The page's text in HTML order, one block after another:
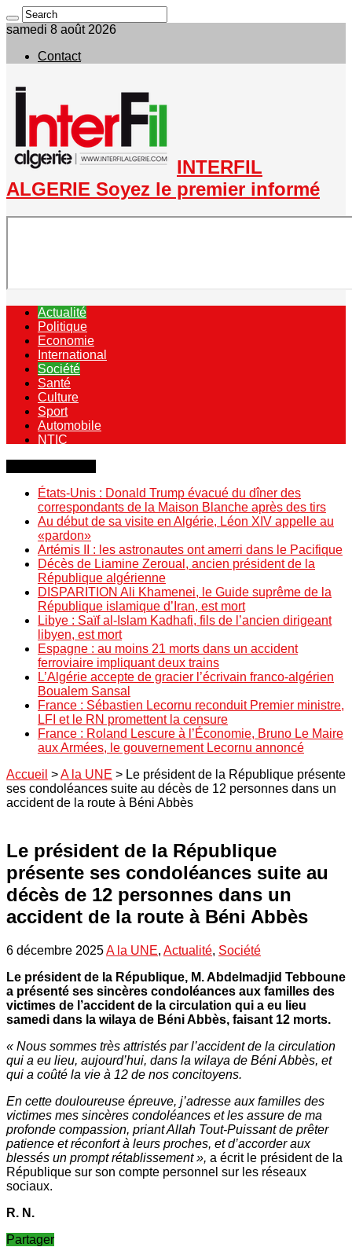
samedi 8 août 2026
Contact
INTERFIL
ALGERIE Soyez le premier informé
Actualité
Politique
Economie
International
Société
Santé
Culture
Sport
Automobile
NTIC
États-Unis : Donald Trump évacué du dîner des
correspondants de la Maison Blanche après des tirs
Au début de sa visite en Algérie, Léon XIV appelle au
«pardon»
Artémis II : les astronautes ont amerri dans le Pacifique
Décès de Liamine Zeroual, ancien président de la
République algérienne
DISPARITION Ali Khamenei, le Guide suprême de la
République islamique d’Iran, est mort
Libye : Saïf al-Islam Kadhafi, fils de l’ancien dirigeant
libyen, est mort
Espagne : au moins 21 morts dans un accident
ferroviaire impliquant deux trains
L’Algérie accepte de gracier l’écrivain franco-algérien
Boualem Sansal
France : Sébastien Lecornu reconduit Premier ministre,
LFI et le RN promettent la censure
France : Roland Lescure à l’Économie, Bruno Le Maire
aux Armées, le gouvernement Lecornu annoncé
Accueil >A la UNE > Le président de la République présente
ses condoléances suite au décès de 12 personnes dans un
accident de la route à Béni Abbès
Le président de la République
présente ses condoléances suite au
décès de 12 personnes dans un
accident de la route à Béni Abbès
6 décembre 2025A la UNE, Actualité, Société
Le président de la République, M. Abdelmadjid Tebboune
a présenté ses sincères condoléances aux familles des
victimes de l’accident de la circulation qui a eu lieu
samedi dans la wilaya de Béni Abbès, faisant 12 morts.
« Nous sommes très attristés par l’accident de la circulation
qui a eu lieu, aujourd’hui, dans la wilaya de Béni Abbès, et
qui a coûté la vie à 12 de nos concitoyens.
En cette douloureuse épreuve, j’adresse aux familles des
victimes mes sincères condoléances et les assure de ma
profonde compassion, priant Allah Tout-Puissant de prêter
patience et réconfort à leurs proches, et d’accorder aux
blessés un prompt rétablissement », a écrit le président de la
République sur son compte personnel sur les réseaux
sociaux.
R. N.
Partager